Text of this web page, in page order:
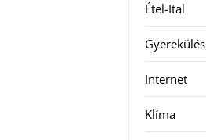
Étel-Ital
Gyerekülés
Internet
Klíma